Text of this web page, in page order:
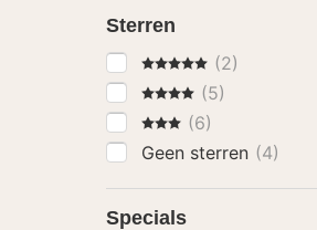
Sterren
5 Sterren(2)
4 Sterren
(5)
3 Sterren
(6)
Geen sterren (4)
Specials